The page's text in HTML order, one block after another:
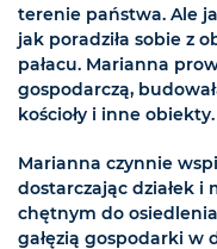
terenie państwa. Ale
jak poradziła sobie z
pałacu. Marianna
gospodarczą,
kościoły i inne obiekty.
Marianna czynnie
dostarczając działek i
chętnym do
gałęzią gospodarki w